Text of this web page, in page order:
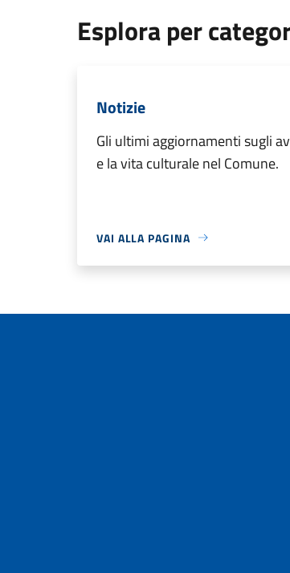
Esplora per
Notizie
Gli ultimi aggiornamenti sugli
e la vita culturale nel Comune.
VAI ALLA PAGINA